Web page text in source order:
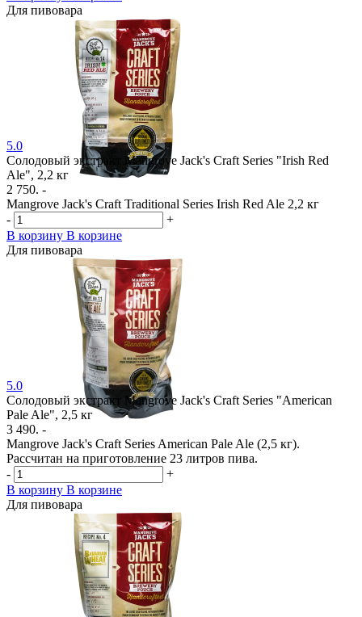
Для пивовара
5.0
Солодовый экстракт Mangrove Jack's Craft Series "Irish Red
Ale", 2,2 кг
2 750. -
Mangrove Jack's Craft Traditional Series Irish Red Ale 2,2 кг
-
+
В корзину В корзине
Для пивовара
5.0
Солодовый экстракт Mangrove Jack's Craft Series "American
Pale Ale", 2,5 кг
3 490. -
Mangrove Jack's Craft Series American Pale Ale (2,5 кг).
Рассчитан на приготовление 23 литров пива.
-
+
В корзину В корзине
Для пивовара